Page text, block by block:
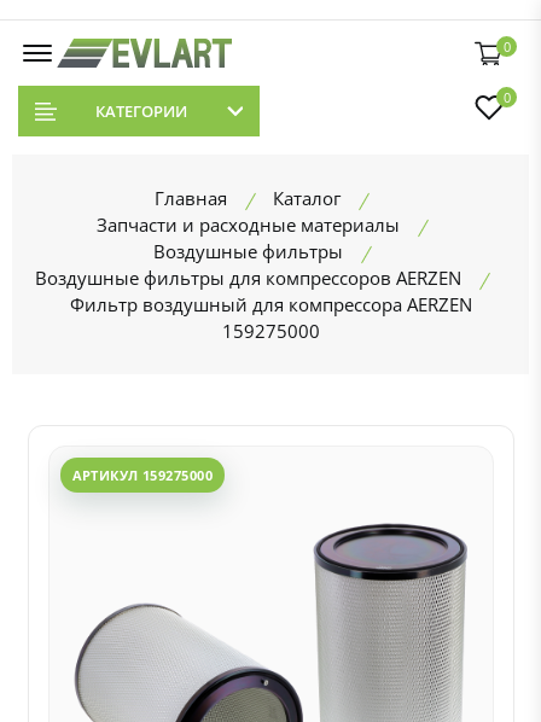
0
КАТЕГОРИИ
0
Главная
Каталог
Запчасти и расходные материалы
Воздушные фильтры
Воздушные фильтры для компрессоров AERZEN
Фильтр воздушный для компрессора AERZEN
159275000
АРТИКУЛ 159275000